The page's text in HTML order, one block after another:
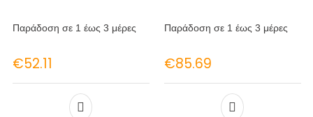
Παράδοση σε 1 έως 3 μέρες
€52.11
Παράδοση σε 1 έως 3 μέρες
€85.69